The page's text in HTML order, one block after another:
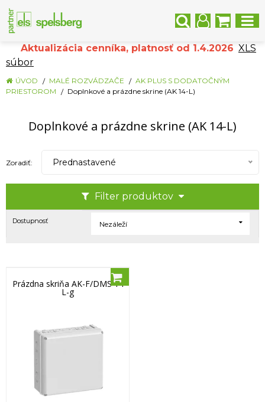
Aktualizácia cenníka, platnosť od 1.4.2026 XLS
súbor
ÚVOD MALÉ ROZVÁDZAČE
AK PLUS S DODATOČNÝM
PRIESTOROM
Doplnkové a prázdne skrine (AK 14-L)
Doplnkové a prázdne skrine (AK 14-L)
Filter produktov
Zoradiť: Prednastavené
Dostupnosť Nezáleží
Prázdna skriňa AK-F/DMS 14
L-g